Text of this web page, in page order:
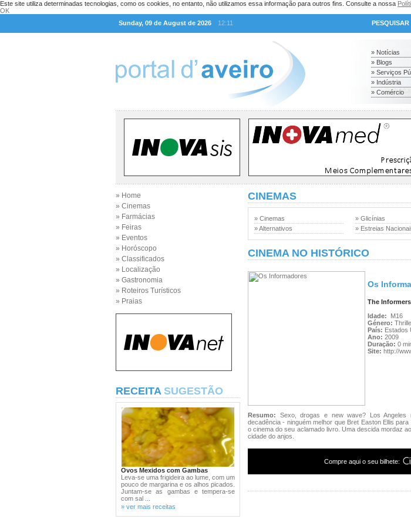
Este site utiliza determinadas tecnologias, como os cookies, no entanto, não utilizamos essa informação para outros fins. Consulte a nossa
OK
Sunday, 09 de August de 2026
12:11 PESQUISAR
» Notícias
» Blogs
» Serviços
» Indústria
» Comércio
» Home
» Cinemas
» Farmácias
» Feiras
» Eventos
» Horóscopo
» Classificados
» Localização
» Gastronomia
» Roteiros Turísticos
» Praias
RECEITA SUGESTÃO
Ovos Mexidos com Gambas
Leva-se uma frigideira ao lume, com um
pouco de margarina e os alhos picados.
Juntam-se as gambas e tempera-se
com sal ...
» ver mais receitas
CINEMAS
» Cinemas
» Alternativos
» Glicínias
» Estreias
CINEMA NO HISTÓRICO
Os
The Informers
Idade:
M16
Género:
País: Estados
Ano: 2009
Duração: 0
Site: http://
Resumo: Sexo, drogas e new wave? Los
decadência - ninguém melhor que Bret Easton Ellis
o cinema do seu aclamado livro. Uma descida mordaz
cidade do anjos.
Compre aqui o seu bilhete: